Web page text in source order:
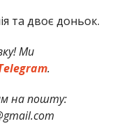
та двоє доньок.
Ми
.
на пошту: